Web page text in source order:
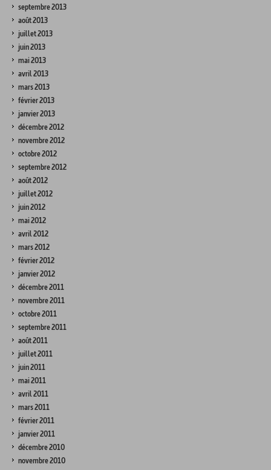
septembre 2013
août 2013
juillet 2013
juin 2013
mai 2013
avril 2013
mars 2013
février 2013
janvier 2013
décembre 2012
novembre 2012
octobre 2012
septembre 2012
août 2012
juillet 2012
juin 2012
mai 2012
avril 2012
mars 2012
février 2012
janvier 2012
décembre 2011
novembre 2011
octobre 2011
septembre 2011
août 2011
juillet 2011
juin 2011
mai 2011
avril 2011
mars 2011
février 2011
janvier 2011
décembre 2010
novembre 2010